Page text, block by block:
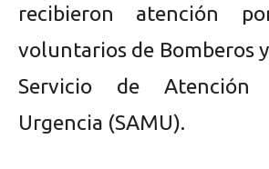
recibieron atención
voluntarios de Bomberos
Servicio de Atención
Urgencia (SAMU).